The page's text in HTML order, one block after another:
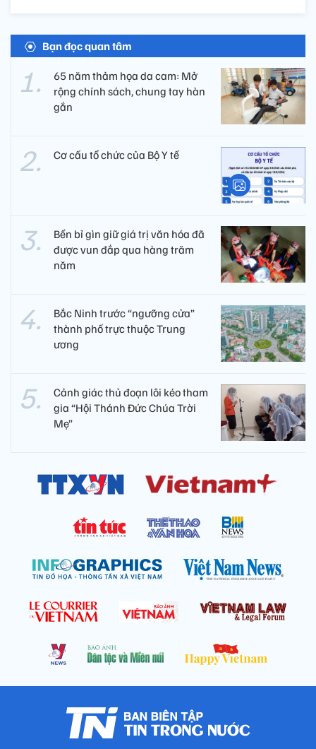
Bạn đọc quan tâm
65 năm thảm họa da cam: Mở
rộng chính sách, chung tay hàn
gắn
Cơ cấu tổ chức của Bộ Y tế
Bền bỉ gìn giữ giá trị văn hóa đã
được vun đắp qua hàng trăm
năm
Bắc Ninh trước “ngưỡng cửa”
thành phố trực thuộc Trung
ương
Cảnh giác thủ đoạn lôi kéo tham
gia “Hội Thánh Đức Chúa Trời
Mẹ”